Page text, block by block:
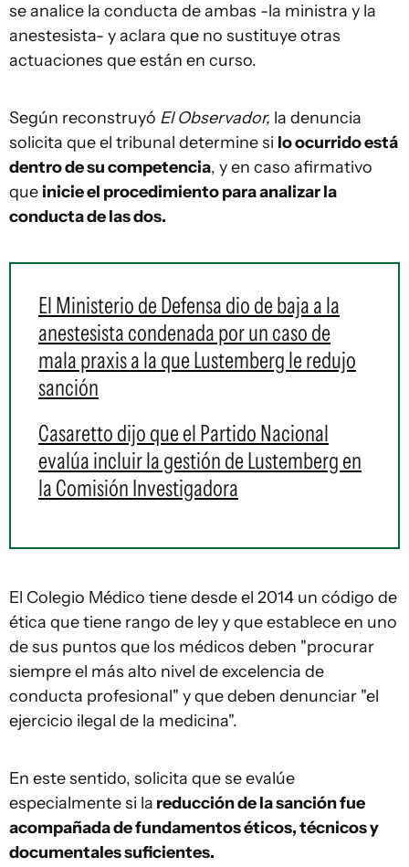
se analice la conducta de ambas -la ministra y la
anestesista- y aclara que no sustituye otras
actuaciones que están en curso.
Según reconstruyó El Observador, la denuncia
solicita que el tribunal determine si lo ocurrido está
dentro de su competencia, y en caso afirmativo
que inicie el procedimiento para analizar la
conducta de las dos.
El Ministerio de Defensa dio de baja a la
anestesista condenada por un caso de
mala praxis a la que Lustemberg le redujo
sanción
Casaretto dijo que el Partido Nacional
evalúa incluir la gestión de Lustemberg en
la Comisión Investigadora
El Colegio Médico tiene desde el 2014 un código de
ética que tiene rango de ley y que establece en uno
de sus puntos que los médicos deben "procurar
siempre el más alto nivel de excelencia de
conducta profesional" y que deben denunciar "el
ejercicio ilegal de la medicina".
En este sentido, solicita que se evalúe
especialmente si la reducción de la sanción fue
acompañada de fundamentos éticos, técnicos y
documentales suficientes.